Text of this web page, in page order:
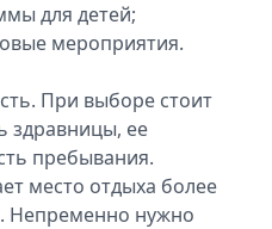
для детей;
мероприятия.
При выборе стоит
здравницы, ее
пребывания.
место отдыха более
нужно